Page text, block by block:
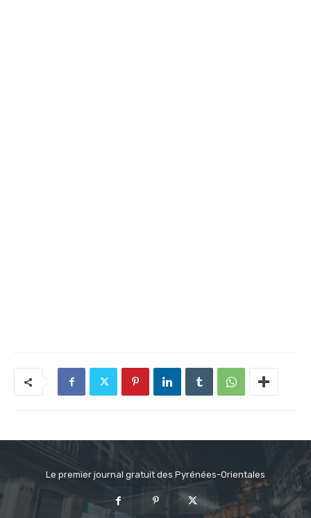
Le premier journal gratuit des Pyrénées-Orientales